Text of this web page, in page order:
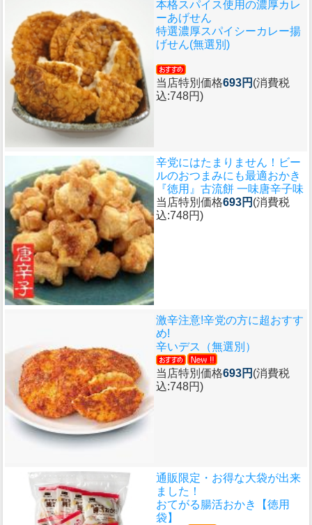
本格スパイス使用の濃厚カレ
ーあげせん
特選濃厚スパイシーカレー揚
げせん(無選別)
当店特別価格693円 (消費税
込:748円)
辛党にはたまりません！ビー
ルのおつまみにも最適おかき
『徳用』古流餅 一味唐辛子味
当店特別価格693円 (消費税
込:748円)
激辛注意!辛党の方に超おすす
め!
辛いデス（無選別）
当店特別価格693円 (消費税
込:748円)
通販限定・お得な大袋が出来
ました！
おてがる腸活おかき【徳用
袋】